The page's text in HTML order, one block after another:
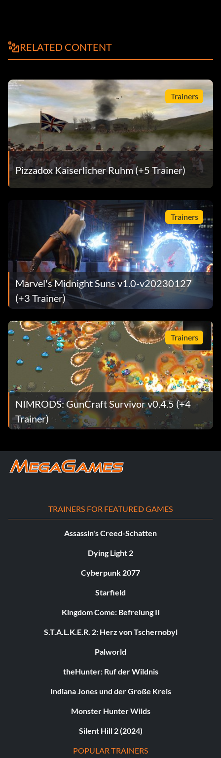
RELATED CONTENT
Trainers
Pizzadox Kaiserlicher Ruhm (+5 Trainer)
Trainers
Marvel's Midnight Suns v1.0-v20230127
(+3 Trainer)
Trainers
NIMRODS: GunCraft Survivor v0.4.5 (+4
Trainer)
TRAINERS FOR FEATURED GAMES
Assassin's Creed-Schatten
Dying Light 2
Cyberpunk 2077
Starfield
Kingdom Come: Befreiung II
S.T.A.L.K.E.R. 2: Herz von Tschernobyl
Palworld
theHunter: Ruf der Wildnis
Indiana Jones und der Große Kreis
Monster Hunter Wilds
Silent Hill 2 (2024)
POPULAR TRAINERS